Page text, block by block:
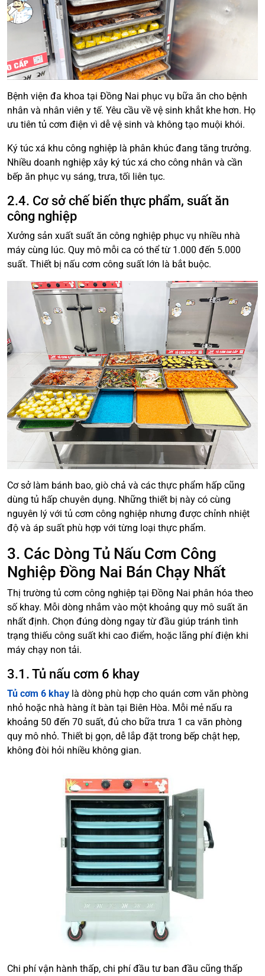
Bệnh viện đa khoa tại Đồng Nai phục vụ bữa ăn cho bệnh
nhân và nhân viên y tế. Yêu cầu về vệ sinh khắt khe hơn. Họ
ưu tiên tủ cơm điện vì dễ vệ sinh và không tạo muội khói.
Ký túc xá khu công nghiệp là phân khúc đang tăng trưởng.
Nhiều doanh nghiệp xây ký túc xá cho công nhân và cần
bếp ăn phục vụ sáng, trưa, tối liên tục.
2.4. Cơ sở chế biến thực phẩm, suất ăn
công nghiệp
Xưởng sản xuất suất ăn công nghiệp phục vụ nhiều nhà
máy cùng lúc. Quy mô mỗi ca có thể từ 1.000 đến 5.000
suất. Thiết bị nấu cơm công suất lớn là bắt buộc.
Cơ sở làm bánh bao, giò chả và các thực phẩm hấp cũng
dùng tủ hấp chuyên dụng. Những thiết bị này có cùng
nguyên lý với tủ cơm công nghiệp nhưng được chỉnh nhiệt
độ và áp suất phù hợp với từng loại thực phẩm.
3. Các Dòng Tủ Nấu Cơm Công
Nghiệp Đồng Nai Bán Chạy Nhất
Thị trường tủ cơm công nghiệp tại Đồng Nai phân hóa theo
số khay. Mỗi dòng nhắm vào một khoảng quy mô suất ăn
nhất định. Chọn đúng dòng ngay từ đầu giúp tránh tình
trạng thiếu công suất khi cao điểm, hoặc lãng phí điện khi
máy chạy non tải.
3.1. Tủ nấu cơm 6 khay
Tủ cơm 6 khay là dòng phù hợp cho quán cơm văn phòng
nhỏ hoặc nhà hàng ít bàn tại Biên Hòa. Mỗi mẻ nấu ra
khoảng 50 đến 70 suất, đủ cho bữa trưa 1 ca văn phòng
quy mô nhỏ. Thiết bị gọn, dễ lắp đặt trong bếp chật hẹp,
không đòi hỏi nhiều không gian.
Chi phí vận hành thấp, chi phí đầu tư ban đầu cũng thấp